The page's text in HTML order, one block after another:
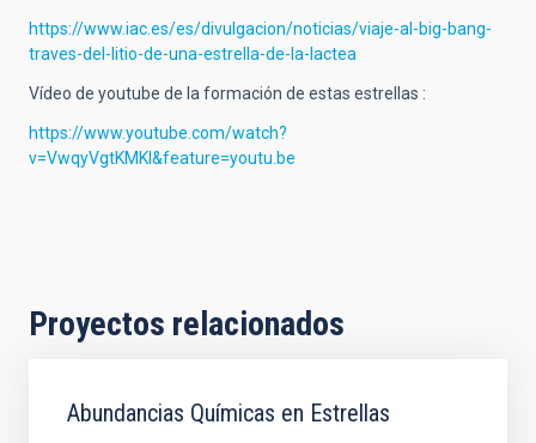
https://www.iac.es/es/divulgacion/noticias/viaje-al-big-bang-
traves-del-litio-de-una-estrella-de-la-lactea
Vídeo de youtube de la formación de estas estrellas :
https://www.youtube.com/watch?
v=VwqyVgtKMKI&feature=youtu.be
Proyectos relacionados
Abundancias Químicas en Estrellas